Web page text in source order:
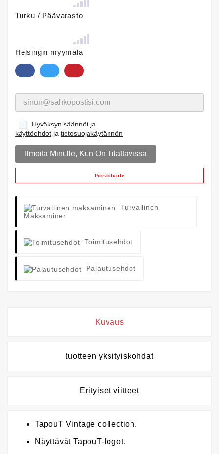
Turku / Päävarasto
Helsingin myymälä
Hyväksyn säännöt ja
käyttöehdot ja tietosuojakäytännön
Ilmoita Minulle, Kun On Tilattavissa
Poistotuote
Turvallinen
Maksaminen
Toimitusehdot
Palautusehdot
Kuvaus
tuotteen yksityiskohdat
Erityiset viitteet
TapouT Vintage collection.
Näyttävät TapouT-logot.